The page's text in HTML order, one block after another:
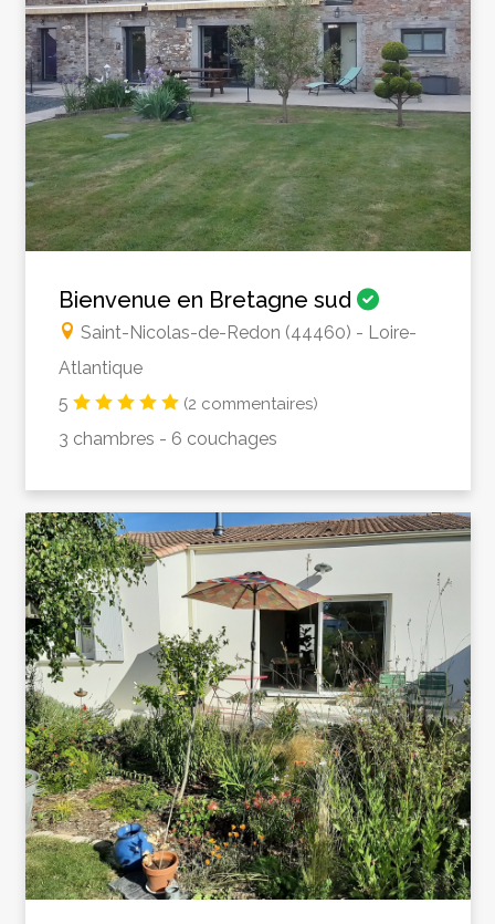
Bienvenue en Bretagne sud
Saint-Nicolas-de-Redon (44460) - Loire-
Atlantique
5
(2 commentaires)
3 chambres - 6 couchages